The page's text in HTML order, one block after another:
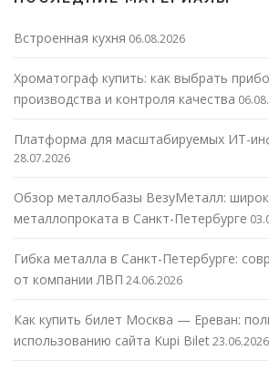
Встроенная кухня 06.08.2026
Хроматограф купить: как выбрать
производства и контроля качества
Платформа для масштабируемых ИТ-
28.07.2026
Обзор металлобазы ВезуМеталл:
металлопроката в Санкт-Петербурге
Гибка металла в Санкт-Петербурге:
от компании ЛВП 24.06.2026
Как купить билет Москва — Ереван:
использованию сайта Kupi Bilet23.06.2026